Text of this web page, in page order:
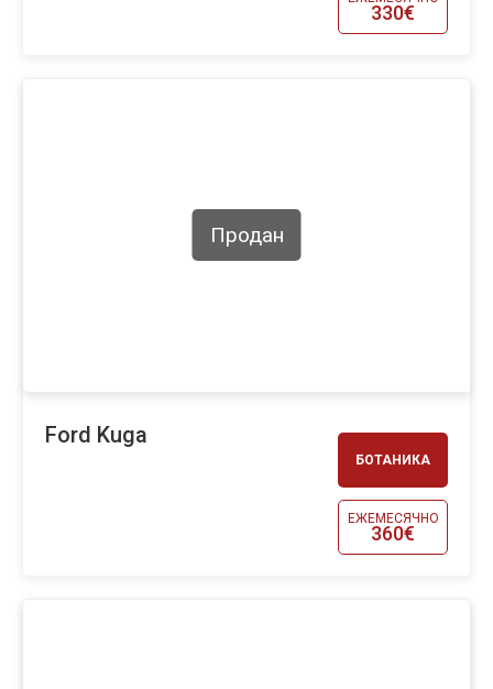
330€
БОТАНИКА
ЕЖЕМЕСЯЧНО
360€
Продан
Ford Kuga